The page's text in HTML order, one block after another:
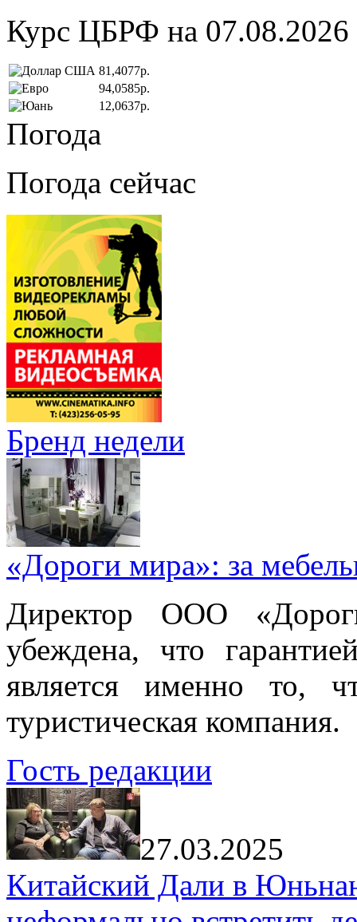
Курс ЦБРФ на 07.08.2026
81,4077р.
94,0585р.
12,0637р.
Погода
Погода сейчас
Бренд недели
«Дороги мира»: за
Директор ООО
убеждена, что
является именно то,
туристическая компания.
Гость редакции
27.03.2025
Китайский Дали в